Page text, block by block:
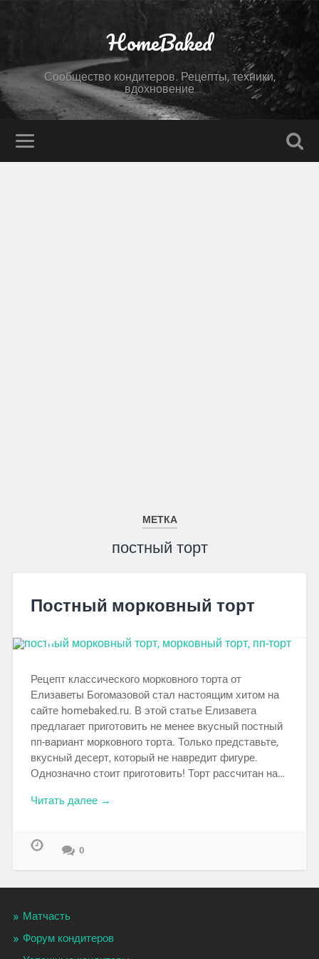
HomeBaked
Сообщество кондитеров. Рецепты, техники,
вдохновение
МЕТКА
постный торт
Постный морковный торт
Рецепт классического морковного торта от
Елизаветы Богомазовой стал настоящим хитом на
сайте homebaked.ru. В этой статье Елизавета
предлагает приготовить не менее вкусный постный
пп-вариант морковного торта. Только представьте,
вкусный десерт, который не навредит фигуре.
Однозначно стоит приготовить! Торт рассчитан на…
Читать далее →
0
Матчасть
Форум кондитеров